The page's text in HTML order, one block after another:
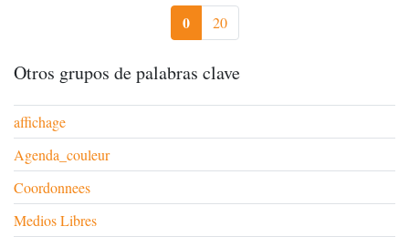
0 20
Otros grupos de palabras clave
affichage
Agenda_couleur
Coordonnees
Medios Libres